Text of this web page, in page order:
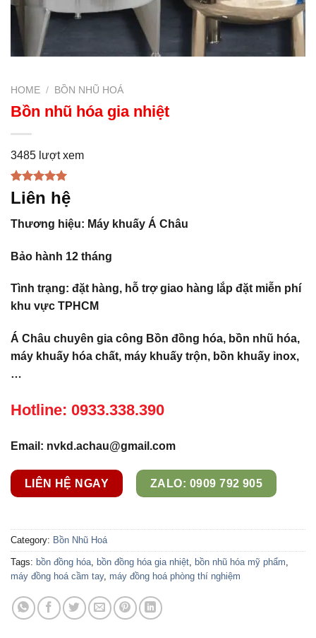
HOME / BỒN NHŨ HOÁ
Bồn nhũ hóa gia nhiệt
3485 lượt xem
Rated5.00
out of 5
1
customer
Liên hệ
Thương hiệu: Máy khuấy Á Châu
Bảo hành 12 tháng
Tình trạng: đặt hàng, hỗ trợ giao hàng lắp đặt miễn phí
khu vực TPHCM
Á Châu chuyên gia công Bồn đồng hóa, bồn nhũ hóa,
máy khuấy hóa chất, máy khuấy trộn, bồn khuấy inox,
…
Hotline: 0933.338.390
Email: nvkd.achau@gmail.com
LIÊN HỆ NGAY ZALO: 0909 792 905
Category: Bồn Nhũ Hoá
Tags: bồn đồng hóa, bồn đồng hóa gia nhiệt, bồn nhũ hóa mỹ phẩm,
máy đồng hoá cầm tay, máy đồng hoá phòng thí nghiệm